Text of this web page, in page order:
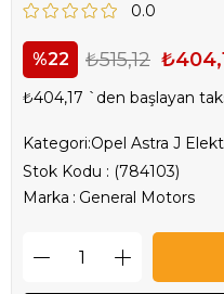
0.0
22 ₺515,12
₺404,17 `den başlayan
Kategori:Opel Astra J
Stok Kodu
(784103)
Marka : General Motors